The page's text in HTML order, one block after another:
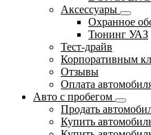
Аксессуары
Охранное
Тюнинг УАЗ
Тест-драйв
Корпоративным
Отзывы
Оплата
Авто с пробегом
Продать
Купить